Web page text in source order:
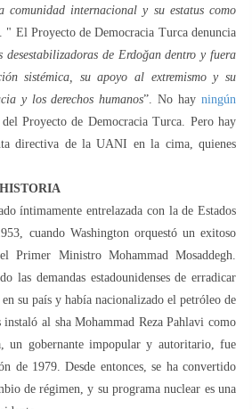
comunidad internacional y su estatus como
" El Proyecto de Democracia Turca denuncia
desestabilizadoras de Erdoğan dentro y fuera
sistémica, su apoyo al extremismo y su
y los derechos humanos”. No hayningún
Proyecto de Democracia Turca. Pero hay
directiva de la UANI en la cima, quienes
íntimamente entrelazada con la de Estados
cuando Washington orquestó un exitoso
Primer Ministro Mohammad Mosaddegh.
las demandas estadounidenses de erradicar
su país y había nacionalizado el petróleo de
al sha Mohammad Reza Pahlavi como
un gobernante impopular y autoritario, fue
de 1979. Desde entonces, se ha convertido
de régimen, y su programa nuclear es una